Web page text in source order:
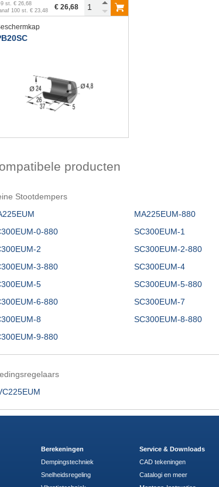
9 st. € 26,68
100 st. € 23,48 € 26,68
producten
Stootdempers
MA225EUM-880
0-880
SC300EUM-1
2
SC300EUM-2-880
3-880
SC300EUM-4
5
SC300EUM-5-880
6-880
SC300EUM-7
8
SC300EUM-8-880
9-880
Berekeningen
Dempingstechniek
Snelheidsregeling
Service & Downloads
CAD tekeningen
Catalogi en meer